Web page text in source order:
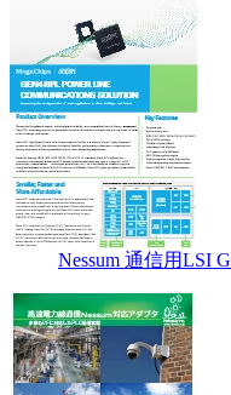
Nessum 通信用LSI